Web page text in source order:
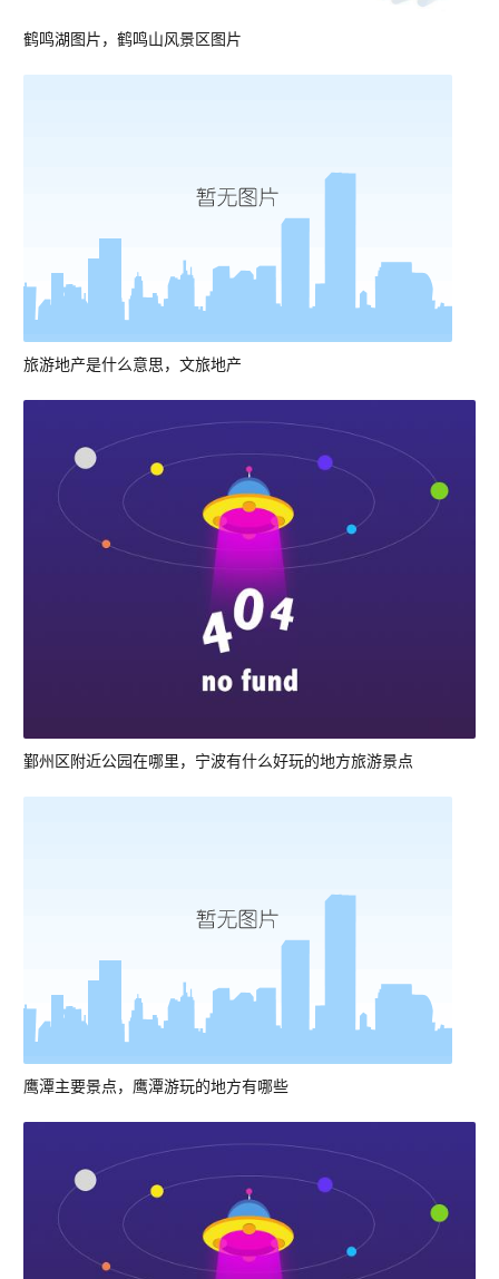
鹤鸣湖图片，鹤鸣山风景区图片
旅游地产是什么意思，文旅地产
鄞州区附近公园在哪里，宁波有什么好玩的地方旅游景点
鹰潭主要景点，鹰潭游玩的地方有哪些